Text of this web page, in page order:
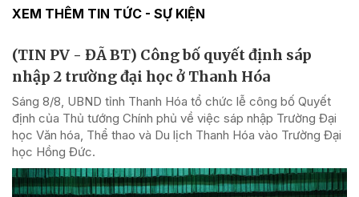
XEM THÊM TIN TỨC - SỰ KIỆN
(TIN PV - ĐÃ BT) Công bố quyết định sáp
nhập 2 trường đại học ở Thanh Hóa
Sáng 8/8, UBND tỉnh Thanh Hóa tổ chức lễ công bố Quyết
định của Thủ tướng Chính phủ về việc sáp nhập Trường Đại
học Văn hóa, Thể thao và Du lịch Thanh Hóa vào Trường Đại
học Hồng Đức.